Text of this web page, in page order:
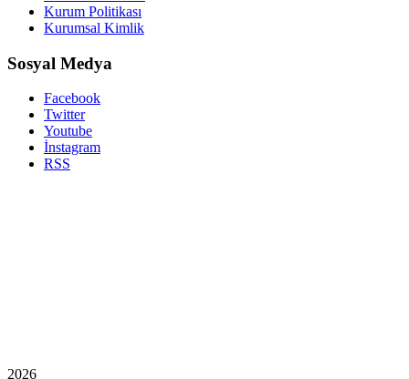
Kurum Politikası
Kurumsal Kimlik
Sosyal Medya
Facebook
Twitter
Youtube
İnstagram
RSS
2026